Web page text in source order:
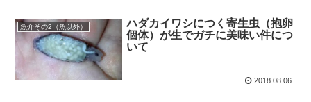
魚介その2（魚以外）
ハダカイワシにつく寄生虫（抱卵
個体）が生でガチに美味い件につ
いて
2018.08.06